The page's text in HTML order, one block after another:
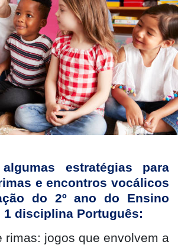
estratégias para
e encontros vocálicos
do 2º ano do Ensino
1 disciplina Português:
rimas: jogos que envolvem a